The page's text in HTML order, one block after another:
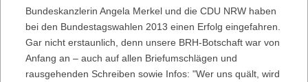
Bundeskanzlerin Angela Merkel und die CDU NRW haben
bei den Bundestagswahlen 2013 einen Erfolg eingefahren.
Gar nicht erstaunlich, denn unsere BRH-Botschaft war von
Anfang an – auch auf allen Briefumschlägen und
rausgehenden Schreiben sowie Infos: "Wer uns quält, wird